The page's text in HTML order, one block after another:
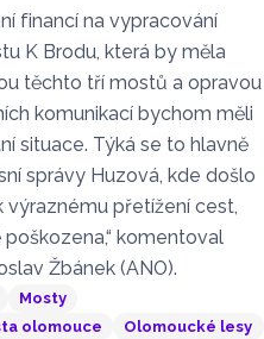
financí na vypracování
K Brodu, která by měla
těchto tří mostů a opravou
komunikací bychom měli
situace. Týká se to hlavně
správy Huzová, kde došlo
přetížení cest,
komentoval
Žbánek (ANO).
Mosty
olomouce
Olomoucké lesy